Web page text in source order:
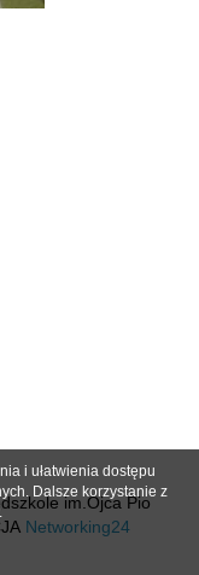
im.Ojca Pio
Networking24
i ułatwienia dostępu
Dalsze korzystanie z